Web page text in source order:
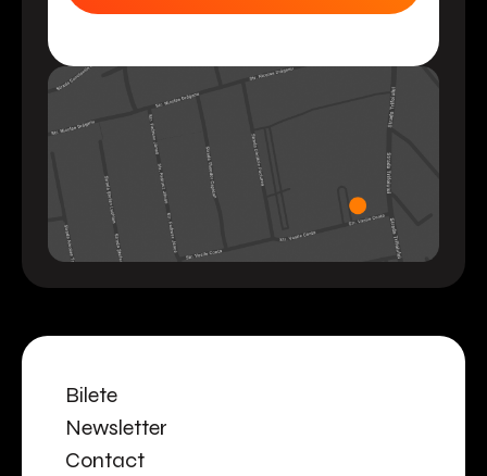
Bilete
Newsletter
Contact